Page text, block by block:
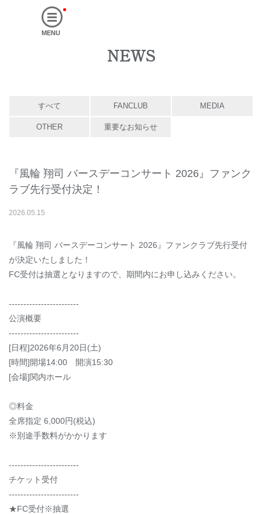
MENU
NEWS
すべて FANCLUB MEDIA
OTHER 重要なお知らせ
『風輪 翔司 バースデーコンサート 2026』ファンク
ラブ先行受付決定！
2026.05.15
『風輪 翔司 バースデーコンサート 2026』ファンクラブ先行受付
が決定いたしました！
FC受付は抽選となりますので、期間内にお申し込みください。
------------------------
公演概要
------------------------
[日程]2026年6月20日(土)
[時間]開場14:00 開演15:30
[会場]関内ホール
◎料金
全席指定 6,000円(税込)
※別途手数料がかかります
------------------------
チケット受付
------------------------
★FC受付※抽選